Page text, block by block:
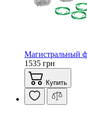
Магистральный
1535 грн
Купить